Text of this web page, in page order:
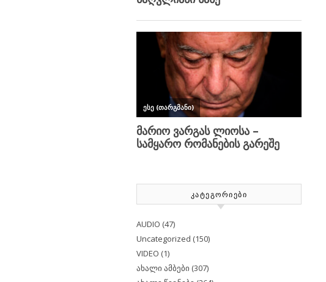
ᲙᲐᲢᲔᲒᲝᲠᲘᲔᲑᲘ
AUDIO (47)
Uncategorized (150)
VIDEO (1)
ახალი ამბები (307)